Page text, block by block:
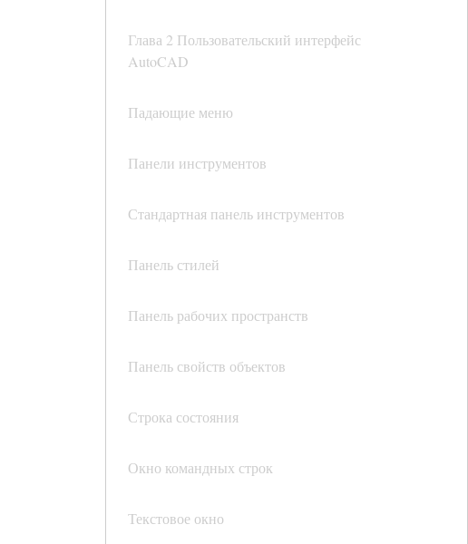
Глава 2 Пользовательский интерфейс
AutoCAD
Падающие меню
Панели инструментов
Стандартная панель инструментов
Панель стилей
Панель рабочих пространств
Панель свойств объектов
Строка состояния
Окно командных строк
Текстовое окно